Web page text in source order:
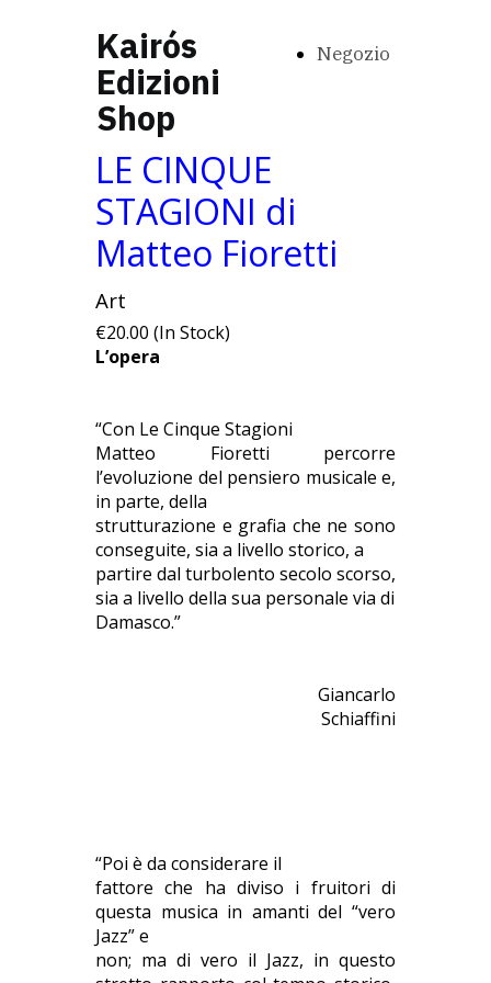
Kairós
Edizioni
Shop
Negozio
LE CINQUE
STAGIONI di
Matteo Fioretti
Art
€20.00 (In Stock)
L’opera
“Con Le Cinque Stagioni
Matteo Fioretti percorre
l’evoluzione del pensiero musicale e,
in parte, della
strutturazione e grafia che ne sono
conseguite, sia a livello storico, a
partire dal turbolento secolo scorso,
sia a livello della sua personale via di
Damasco.”
Giancarlo
Schiaffini
“Poi è da considerare il
fattore che ha diviso i fruitori di
questa musica in amanti del “vero
Jazz” e
non; ma di vero il Jazz, in questo